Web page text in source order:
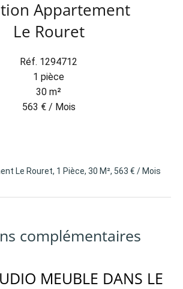
Appartement
Le Rouret
Réf. 1294712
1 pièce
30 m²
563 € / Mois
Le Rouret, 1 Pièce, 30 M², 563 € / Mois
complémentaires
MEUBLE DANS LE